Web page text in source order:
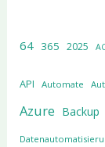
64 365 2025
API Automate
Azure Backup